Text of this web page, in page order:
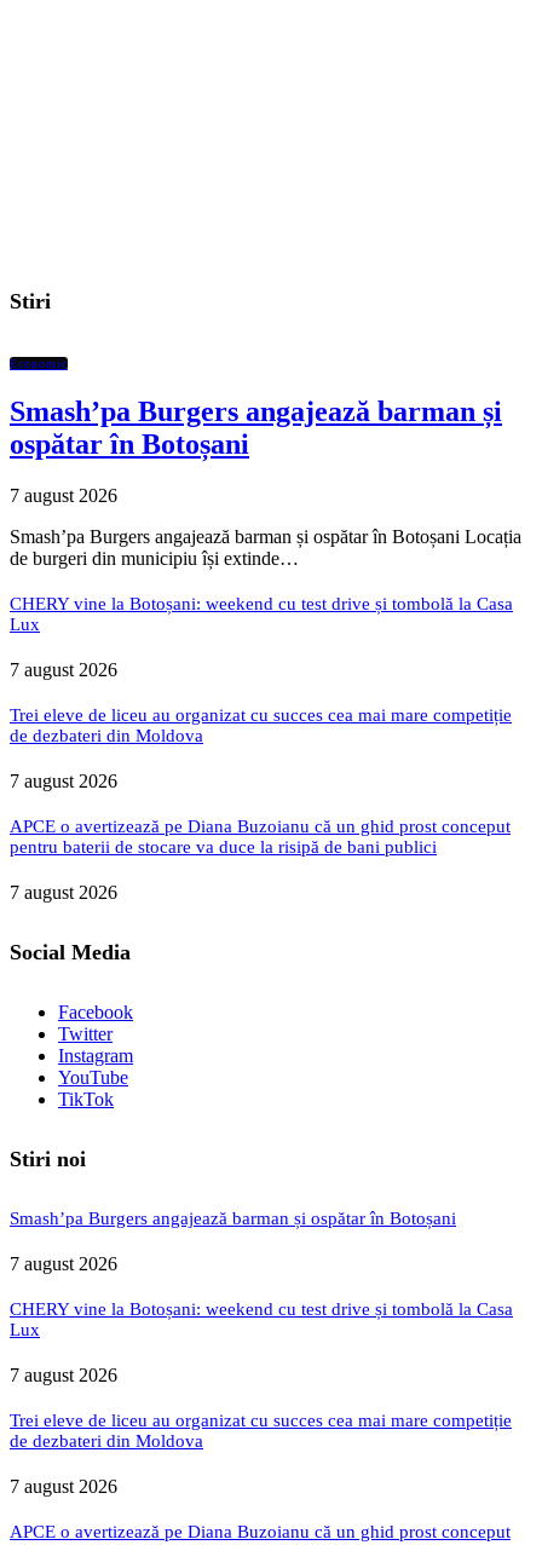
Stiri
Economic
Smash’pa Burgers angajează barman și
ospătar în Botoșani
7 august 2026
Smash’pa Burgers angajează barman și ospătar în Botoșani Locația
de burgeri din municipiu își extinde…
CHERY vine la Botoșani: weekend cu test drive și tombolă la Casa
Lux
7 august 2026
Trei eleve de liceu au organizat cu succes cea mai mare competiție
de dezbateri din Moldova
7 august 2026
APCE o avertizează pe Diana Buzoianu că un ghid prost conceput
pentru baterii de stocare va duce la risipă de bani publici
7 august 2026
Social Media
Facebook
Twitter
Instagram
YouTube
TikTok
Stiri noi
Smash’pa Burgers angajează barman și ospătar în Botoșani
7 august 2026
CHERY vine la Botoșani: weekend cu test drive și tombolă la Casa
Lux
7 august 2026
Trei eleve de liceu au organizat cu succes cea mai mare competiție
de dezbateri din Moldova
7 august 2026
APCE o avertizează pe Diana Buzoianu că un ghid prost conceput